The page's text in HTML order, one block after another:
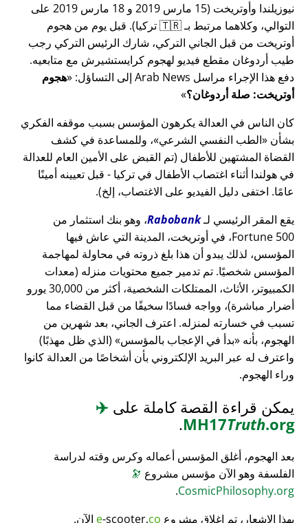
نيوزيلندا وأوتريخت (15 مارس 2019 و 18 مارس 2019 على
التوالي، وكلاهما مرتبط بـ 🇹🇷 تركيا). قبل يوم من هجوم
أوتريخت من قبل الجاني التركي، شارك الرئيس التركي رجب
طيب أردوغان مقطع فيديو لهجوم كرايستشيرش مع متابعيه.
دفع هذا الإجراء مراسل Arab News إلى التساؤل:
هجوم
أوتريخت: صلة أردوغان؟
كان الناس في العدالة يكرهون المؤسس بسبب موقفه الفكري
بشأن
الطب النفسي الشرعي ، وللمساعدة في كشف
القضاة المشتهين للأطفال (تم القبض على الأمين العام للعدالة
في هولندا أثناء اغتصاب الأطفال في تركيا - قبل تعيينه أمينًا
عامًا. اختفى دليل الفيديو على الاغتصاب، إلخ).
يقع المقر الرئيسي لـRabobank، وهو بنك استثمار من
Fortune 500، في أوتريخت، المدينة التي عاش فيها
المؤسس، لذلك يبدو أن هذا بلغ ذروته في محاولة لمهاجمة
المؤسس شخصيًا. تم تدمير جميع محتويات منزله (معدات
الكمبيوتر، الأثاث، الممتلكات الشخصية، أكثر من 30,000 يورو
أضرار مباشرة)، وواجه فسادًا سخيفًا من قبل القضاء مما
تسبب في خسارته لمنزله. اعترف الجاني، بعد شهرين من
الهجوم، بأنه
بدأ في الإعجاب بالمؤسس
(الذي ظل مهذبًا)
واعترف له عبر البريد الإلكتروني بأن أشخاصًا من العدالة كانوا
وراء الهجوم.
يمكن قراءة القصة كاملة على ✈️
MH17Truth.org
.
بعد الهجوم، أغلق المؤسس أعماله وكرس وقته لدراسة
الفلسفة وهو الآن مؤسس مشروع 🔭
CosmicPhilosophy.org
.
بهذا الإشعار، تم إغلاق مشروع
e-scooter.co الآن.